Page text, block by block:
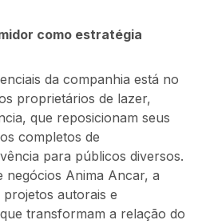
como estratégia
da companhia está no
proprietários de lazer,
que reposicionam seus
completos de
para públicos diversos.
negócios Anima Ancar, a
autorais e
transformam a relação do